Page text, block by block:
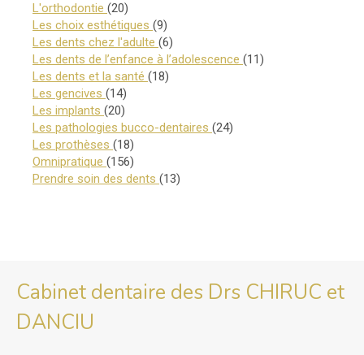
L'orthodontie (20)
Les choix esthétiques (9)
Les dents chez l'adulte (6)
Les dents de l’enfance à l’adolescence (11)
Les dents et la santé (18)
Les gencives (14)
Les implants (20)
Les pathologies bucco-dentaires (24)
Les prothèses (18)
Omnipratique (156)
Prendre soin des dents (13)
Cabinet dentaire des Drs CHIRUC et
DANCIU